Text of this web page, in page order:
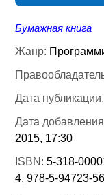
Бумажная книга
Жанр:
Дата
Дата
2015, 17:30
ISBN:5-318-
4, 978-5-94723-